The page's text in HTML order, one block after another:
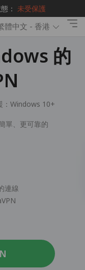
： 未受保護
體中文 - 香港
的
Windows 10+
單、更可靠的
連線